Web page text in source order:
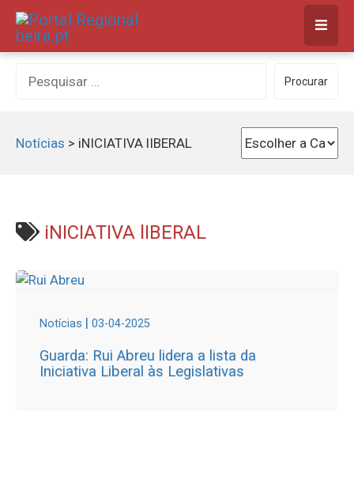
Skip
por:
Procurar
Notícias > iNICIATIVA lIBERAL
iNICIATIVA lIBERAL
Notícias | 03-04-2025
Guarda: Rui Abreu lidera a lista da
Iniciativa Liberal às Legislativas